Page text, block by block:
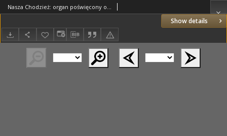
Show details
Nasza Chodzież: organ poświęcony obronie interesów narodowych na zachodnich ziemiach Polski 1935.01.31 R.6 Nr26